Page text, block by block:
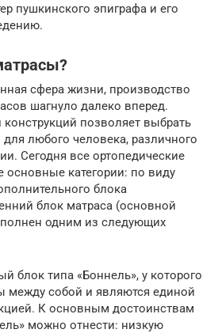
пушкинского эпиграфа и его
сфера жизни, производство
шагнуло далеко вперед.
позволяет выбрать
любого человека, различного
Сегодня все ортопедические
основные категории: по виду
блока
блок матраса (основной
одним из следующих
блок типа «Боннель», у которого
между собой и являются единой
К основным достоинствам
можно отнести: низкую